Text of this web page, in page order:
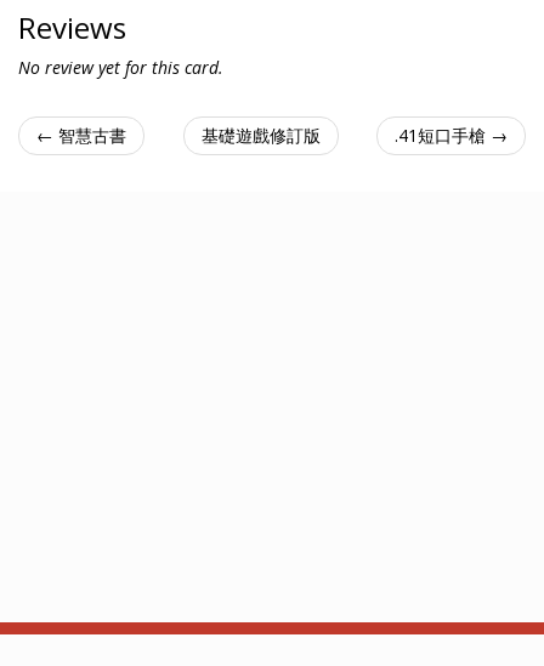
Reviews
No review yet for this card.
← 智慧古書 基礎遊戲修訂版 .41短口手槍 →